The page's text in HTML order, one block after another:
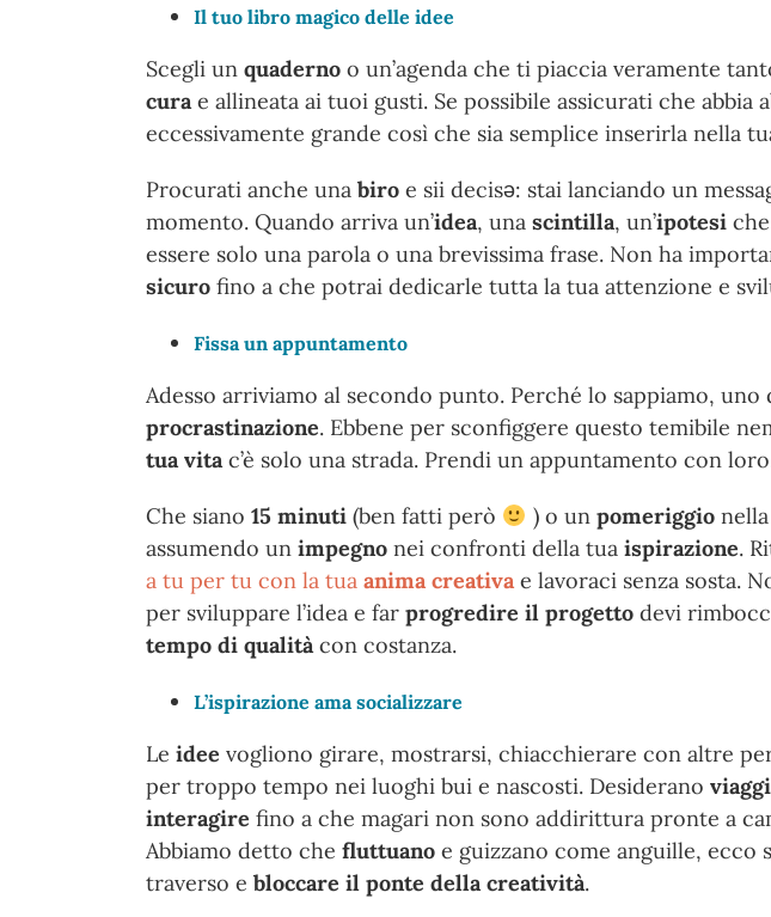
Il tuo libro magico delle idee
Scegli un quaderno o un’agenda che ti piaccia veramente
curae allineata ai tuoi gusti. Se possibile assicurati che abbia
eccessivamente grande così che sia semplice inserirla nella
Procurati anche una biro e sii decisǝ: stai lanciando un
momento. Quando arriva un’idea, una scintilla, un’ipotesi
essere solo una parola o una brevissima frase. Non ha
sicuro fino a che potrai dedicarle tutta la tua attenzione e
Fissa un appuntamento
Adesso arriviamo al secondo punto. Perché lo sappiamo,
procrastinazione. Ebbene per sconfiggere questo temibile
tua vitac’è solo una strada. Prendi un appuntamento con
Che siano 15 minuti (ben fatti però ) o un pomeriggionella
assumendo un impegno nei confronti della tua ispirazione.
a tu per tu con la tua anima creativae lavoraci senza sosta.
per sviluppare l’idea e far progredire il progetto devi
tempo di qualitàcon costanza.
L’ispirazione ama socializzare
Le idee vogliono girare, mostrarsi, chiacchierare con altre
per troppo tempo nei luoghi bui e nascosti. Desiderano
interagire fino a che magari non sono addirittura pronte a
Abbiamo detto che fluttuano e guizzano come anguille,
traverso e bloccare il ponte della creatività.